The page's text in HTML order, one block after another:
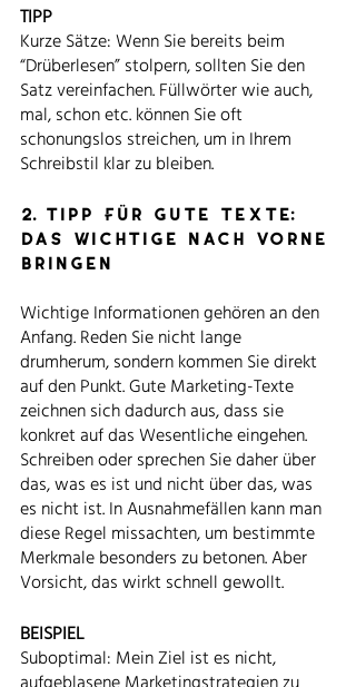
TIPP
Kurze Sätze: Wenn Sie bereits beim
“Drüberlesen” stolpern, sollten Sie den
Satz vereinfachen. Füllwörter wie auch,
mal, schon etc. können Sie oft
schonungslos streichen, um in Ihrem
Schreibstil klar zu bleiben.
2. Tipp Für gute Texte:
das Wichtige nach vorne
bringen
Wichtige Informationen gehören an den
Anfang. Reden Sie nicht lange
drumherum, sondern kommen Sie direkt
auf den Punkt. Gute Marketing-Texte
zeichnen sich dadurch aus, dass sie
konkret auf das Wesentliche eingehen.
Schreiben oder sprechen Sie daher über
das, was es ist und nicht über das, was
es nicht ist. In Ausnahmefällen kann man
diese Regel missachten, um bestimmte
Merkmale besonders zu betonen. Aber
Vorsicht, das wirkt schnell gewollt.
BEISPIEL
Suboptimal: Mein Ziel ist es nicht,
aufgeblasene Marketingstrategien zu